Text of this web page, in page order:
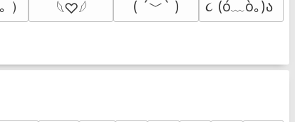
） 𓆩♡𓆪 ( ´﹀` ) ૮ (ó﹏ò｡)ა